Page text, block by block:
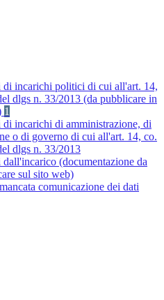
di incarichi politici di cui all'art. 14,
dlgs n. 33/2013 (da pubblicare in
1
di incarichi di amministrazione, di
o di governo di cui all'art. 14, co.
dlgs n. 33/2013
dall'incarico (documentazione da
sul sito web)
comunicazione dei dati